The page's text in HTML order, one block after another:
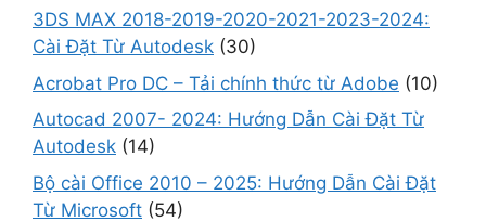
3DS MAX 2018-2019-2020-2021-2023-2024:
Cài Đặt Từ Autodesk (30)
Acrobat Pro DC – Tải chính thức từ Adobe (10)
Autocad 2007- 2024: Hướng Dẫn Cài Đặt Từ
Autodesk (14)
Bộ cài Office 2010 – 2025: Hướng Dẫn Cài Đặt
Từ Microsoft (54)